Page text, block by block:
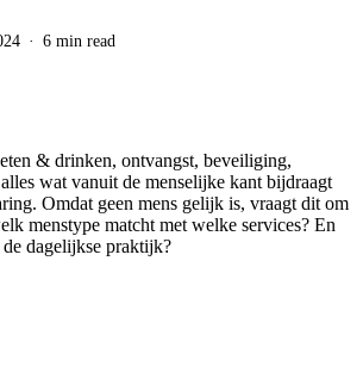
6 min read
& drinken, ontvangst, beveiliging,
wat vanuit de menselijke kant bijdraagt
Omdat geen mens gelijk is, vraagt dit om
menstype matcht met welke services? En
dagelijkse praktijk?